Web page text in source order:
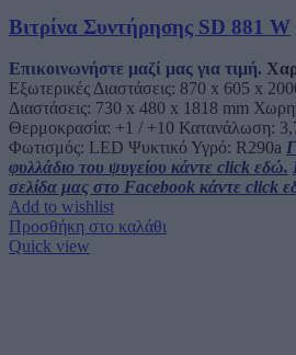
Βιτρίνα Συντήρησης SD 881 W
Επικοινωνήστε μαζί μας για τιμή.
Εξωτερικές Διαστάσεις: 870 x 605 x
Διαστάσεις: 730 x 480 x 1818 mm
Θερμοκρασία: +1 / +10 Κατανάλωση:
Φωτισμός: LED Ψυκτικό Υγρό: R290a
φυλλάδιο του ψυγείου κάντε click εδώ.
σελίδα μας στο Facebook κάντε click
Add to wishlist
Προσθήκη στο καλάθι
Quick view